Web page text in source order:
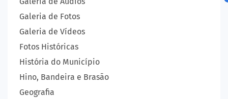
Galeria de Fotos
Galeria de Vídeos
Fotos Históricas
História do Município
Hino, Bandeira e Brasão
Geografia